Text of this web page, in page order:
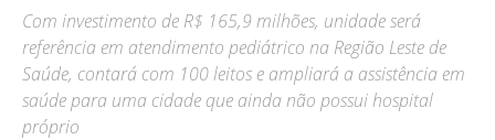
Com investimento de R$ 165,9 milhões, unidade será
referência em atendimento pediátrico na Região Leste de
Saúde, contará com 100 leitos e ampliará a assistência em
saúde para uma cidade que ainda não possui hospital
próprio